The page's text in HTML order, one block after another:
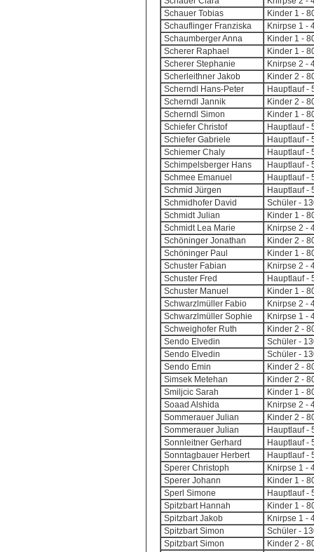
Schauer Tobias
Kinder 1 -
Schauflinger Franziska
Knirpse 1 -
Schaumberger Anna
Kinder 1 -
Scherer Raphael
Kinder 1 -
Scherer Stephanie
Knirpse 2 -
Scherleithner Jakob
Kinder 2 -
Scherndl Hans-Peter
Hauptlauf -
Scherndl Jannik
Kinder 2 -
Scherndl Simon
Kinder 1 -
Schiefer Christof
Hauptlauf -
Schiefer Gabriele
Hauptlauf -
Schiemer Chaly
Hauptlauf -
Schimpelsberger Hans
Hauptlauf -
Schmee Emanuel
Hauptlauf -
Schmid Jürgen
Hauptlauf -
Schmidhofer David
Schüler -
Schmidt Julian
Kinder 1 -
Schmidt Lea Marie
Knirpse 2 -
Schöninger Jonathan
Kinder 2 -
Schöninger Paul
Kinder 1 -
Schuster Fabian
Knirpse 2 -
Schuster Fred
Hauptlauf -
Schuster Manuel
Kinder 1 -
Schwarzlmüller Fabio
Knirpse 2 -
Schwarzlmüller Sophie
Knirpse 1 -
Schweighofer Ruth
Kinder 2 -
Sendo Elvedin
Schüler -
Sendo Elvedin
Schüler -
Sendo Emin
Kinder 2 -
Simsek Metehan
Kinder 2 -
Smiljcic Sarah
Kinder 1 -
Soaad Alshida
Knirpse 2 -
Sommerauer Julian
Kinder 2 -
Sommerauer Julian
Hauptlauf -
Sonnleitner Gerhard
Hauptlauf -
Sonntagbauer Herbert
Hauptlauf -
Sperer Christoph
Knirpse 1 -
Sperer Johann
Kinder 1 -
Sperl Simone
Hauptlauf -
Spitzbart Hannah
Kinder 1 -
Spitzbart Jakob
Knirpse 1 -
Spitzbart Simon
Schüler -
Spitzbart Simon
Kinder 2 -